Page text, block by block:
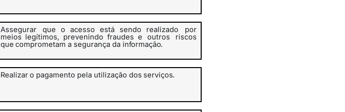
Assegurar que o acesso está sendo realizado
por
meios legítimos, prevenindo fraudes e
outros
riscos
que comprometam a segurança da informação.
Realizar o pagamento pela utilização dos serviços.